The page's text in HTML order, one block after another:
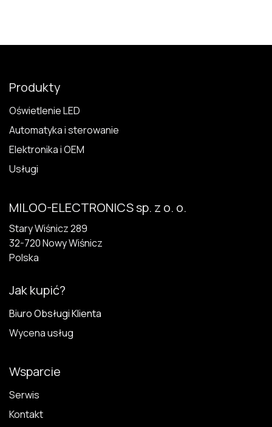
Produkty
Oświetlenie LED
Automatyka i sterowanie
Elektronika i OEM
Usługi
MILOO-ELECTRONICS sp. z o. o.
Stary Wiśnicz 289
32-720 N​owy Wiśnicz
Polska
Jak kupić?
Biuro Obsługi Klienta
Wycena usług
Wsparcie
Serwis
Kontakt